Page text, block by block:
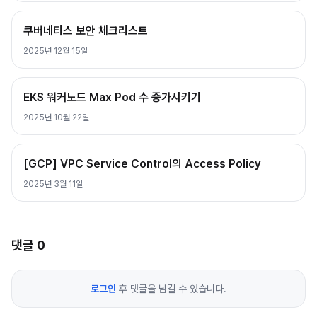
쿠버네티스 보안 체크리스트
2025년 12월 15일
EKS 워커노드 Max Pod 수 증가시키기
2025년 10월 22일
[GCP] VPC Service Control의 Access Policy
2025년 3월 11일
댓글 0
로그인 후 댓글을 남길 수 있습니다.